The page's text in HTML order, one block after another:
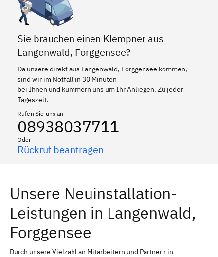
Sie brauchen einen Klempner aus
Langenwald, Forggensee?
Da unsere direkt aus Langenwald, Forggensee kommen,
sind wir im Notfall in 30 Minuten
bei Ihnen und kümmern uns um Ihr Anliegen. Zu jeder
Tageszeit.
Rufen Sie uns an
08938037711
Oder
Rückruf beantragen
Unsere Neuinstallation-
Leistungen in Langenwald,
Forggensee
Durch unsere Vielzahl an Mitarbeitern und Partnern in